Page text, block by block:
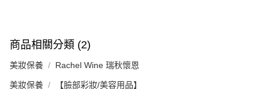
商品相關分類 (2)
美妝保養 Rachel Wine 瑞秋懷恩
美妝保養 【臉部彩妝/美容用品】